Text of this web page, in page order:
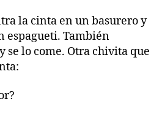
la cinta en un basurero y
espagueti. También
se lo come. Otra chivita que